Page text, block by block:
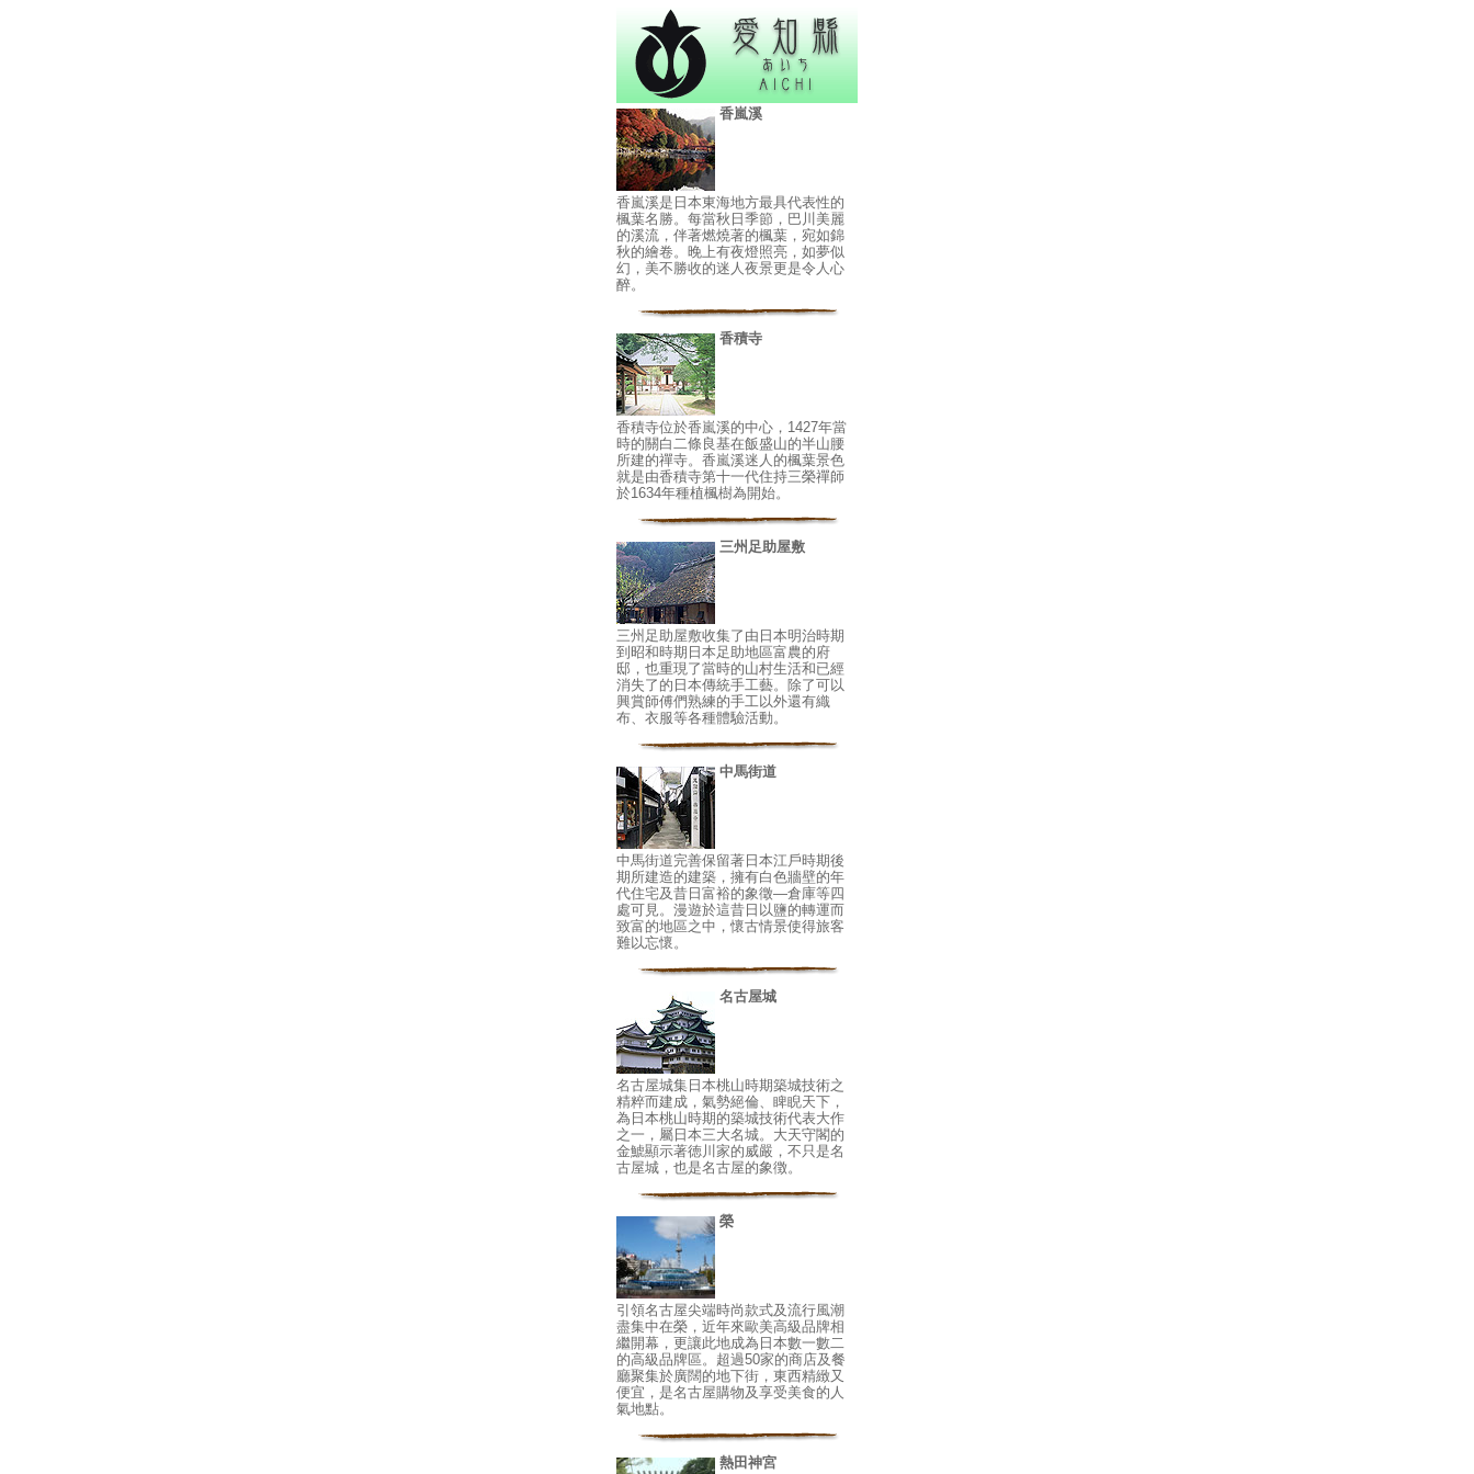
香嵐溪
香嵐溪是日本東海地方最具代表性的
楓葉名勝。每當秋日季節，巴川美麗
的溪流，伴著燃燒著的楓葉，宛如錦
秋的繪卷。晚上有夜燈照亮，如夢似
幻，美不勝收的迷人夜景更是令人心
醉。
香積寺
香積寺位於香嵐溪的中心，1427年當
時的關白二條良基在飯盛山的半山腰
所建的禪寺。香嵐溪迷人的楓葉景色
就是由香積寺第十一代住持三榮禪師
於1634年種植楓樹為開始。
三州足助屋敷
三州足助屋敷收集了由日本明治時期
到昭和時期日本足助地區富農的府
邸，也重現了當時的山村生活和已經
消失了的日本傳統手工藝。除了可以
興賞師傅們熟練的手工以外還有織
布、衣服等各種體驗活動。
中馬街道
中馬街道完善保留著日本江戶時期後
期所建造的建築，擁有白色牆壁的年
代住宅及昔日富裕的象徵—倉庫等四
處可見。漫遊於這昔日以鹽的轉運而
致富的地區之中，懷古情景使得旅客
難以忘懷。
名古屋城
名古屋城集日本桃山時期築城技術之
精粹而建成，氣勢絕倫、睥睨天下，
為日本桃山時期的築城技術代表大作
之一，屬日本三大名城。大天守閣的
金鯱顯示著徳川家的威嚴，不只是名
古屋城，也是名古屋的象徴。
榮
引領名古屋尖端時尚款式及流行風潮
盡集中在榮，近年來歐美高級品牌相
繼開幕，更讓此地成為日本數一數二
的高級品牌區。超過50家的商店及餐
廳聚集於廣闊的地下街，東西精緻又
便宜，是名古屋購物及享受美食的人
氣地點。
熱田神宮